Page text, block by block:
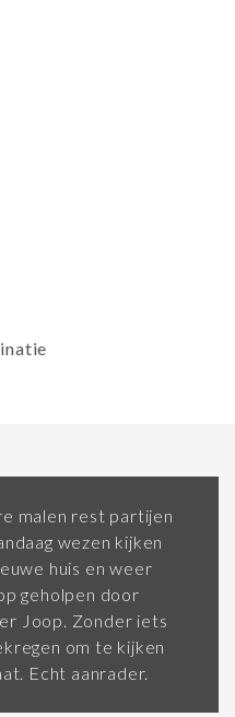
malen rest partijen
wezen kijken
huis en weer
geholpen door
Joop. Zonder iets
om te kijken
Echt aanrader.